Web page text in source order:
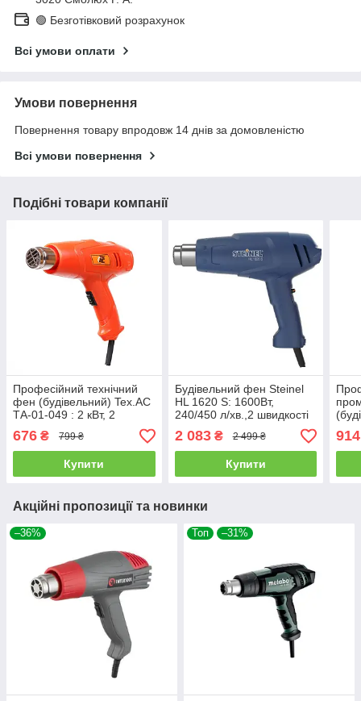
🟢 Безготівковий розрахунок
Всі умови оплати
Умови повернення
Повернення товару впродовж 14 днів за домовленістю
Всі умови повернення
Подібні товари компанії
Професійний технічний
фен (будівельний) Tex.AC
ТА-01-049 : 2 кВт, 2
режима промисловий фен
676 ₴ 799 ₴
Купити
Будівельний фен Steinel
HL 1620 S: 1600Вт,
240/450 л/хв.,2 швидкості
300° та 500°C, легкий 670
г, Німеччина
2 083₴ 2 499 ₴
Купити
л/хв
914
Акційні пропозиції та новинки
–36% Топ –31%